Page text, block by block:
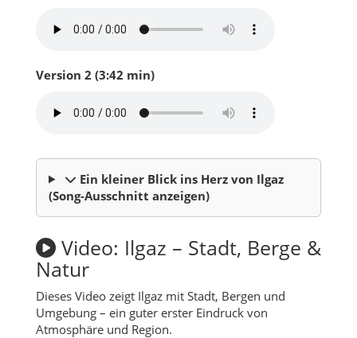
Version 2 (3:42 min)
Ein kleiner Blick ins Herz von Ilgaz
(Song-Ausschnitt anzeigen)
Video: Ilgaz – Stadt, Berge &
Natur
Dieses Video zeigt Ilgaz mit Stadt, Bergen und
Umgebung – ein guter erster Eindruck von
Atmosphäre und Region.